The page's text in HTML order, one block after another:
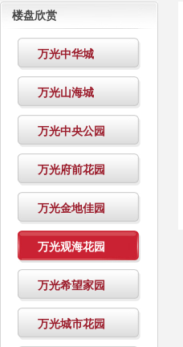
楼盘欣赏
万光中华城
万光山海城
万光中央公园
万光府前花园
万光金地佳园
万光观海花园
万光希望家园
万光城市花园